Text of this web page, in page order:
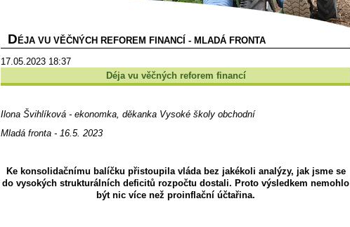
D ÉJA VU VĚČNÝCH REFOREM FINANCÍ - MLADÁ FRONTA
17.05.2023 18:37
Déja vu věčných reforem financí
Ilona Švihlíková - ekonomka, děkanka Vysoké školy obchodní
Mladá fronta - 16.5. 2023
Ke konsolidačnímu balíčku přistoupila vláda bez jakékoli analýzy, jak jsme se
do vysokých strukturálních deficitů rozpočtu dostali. Proto výsledkem nemohlo
být nic více než proinflační účtařina.